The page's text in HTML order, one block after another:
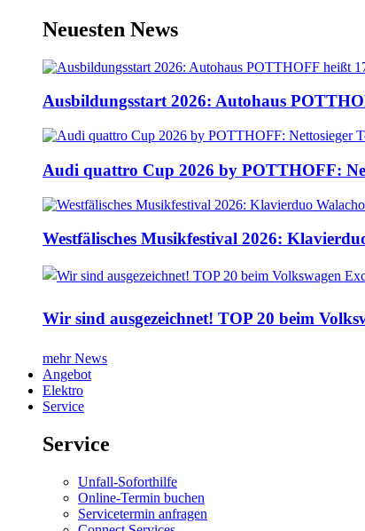
Neuesten News
Ausbildungsstart 2026: Autohaus
Audi quattro Cup 2026 by POTTHOFF:
Westfälisches Musikfestival 2026:
Wir sind ausgezeichnet! TOP 20 beim
mehr News
Angebot
Elektro
Service
Service
Unfall-Soforthilfe
Online-Termin buchen
Servicetermin anfragen